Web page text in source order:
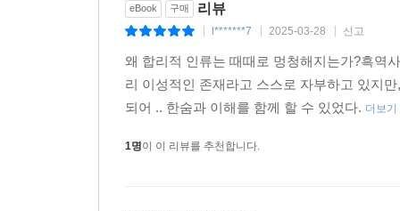
eBook 구매 리뷰
l*******7 2025-03-28 신고
왜 합리적 인류는 때때로 멍청해지는가?흑역
리 이성적인 존재라고 스스로 자부하고 있지
되어 .. 한숨과 이해를 함께 할 수 있었다. 더보기
1명이 이 리뷰를 추천합니다.